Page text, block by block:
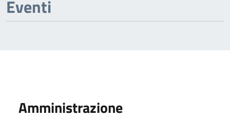
Eventi
Amministrazione